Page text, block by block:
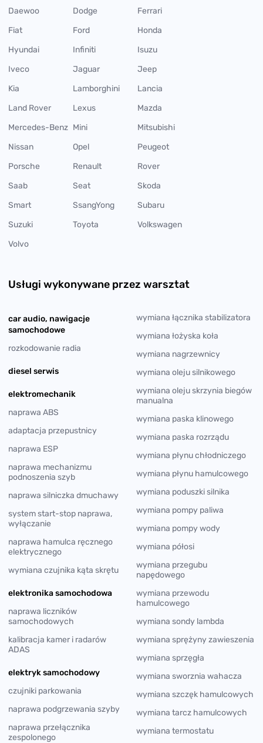
Daewoo
Dodge
Ferrari
Fiat
Ford
Honda
Hyundai
Infiniti
Isuzu
Iveco
Jaguar
Jeep
Kia
Lamborghini
Lancia
Land Rover
Lexus
Mazda
Mercedes-Benz Mini
Mitsubishi
Nissan
Opel
Peugeot
Porsche
Renault
Rover
Saab
Seat
Skoda
Smart
SsangYong
Subaru
Suzuki
Toyota
Volkswagen
Volvo
Usługi wykonywane przez warsztat
car audio, nawigacje
samochodowe
rozkodowanie radia
diesel serwis
elektromechanik
naprawa ABS
adaptacja przepustnicy
naprawa ESP
naprawa mechanizmu
podnoszenia szyb
naprawa silniczka dmuchawy
system start-stop naprawa,
wyłączanie
naprawa hamulca ręcznego
elektrycznego
wymiana czujnika kąta skrętu
elektronika samochodowa
naprawa liczników
samochodowych
kalibracja kamer i radarów
ADAS
elektryk samochodowy
czujniki parkowania
naprawa podgrzewania szyby
naprawa przełącznika
zespolonego
wymiana łącznika stabilizatora
wymiana łożyska koła
wymiana nagrzewnicy
wymiana oleju silnikowego
wymiana oleju skrzynia biegów
manualna
wymiana paska klinowego
wymiana paska rozrządu
wymiana płynu chłodniczego
wymiana płynu hamulcowego
wymiana poduszki silnika
wymiana pompy paliwa
wymiana pompy wody
wymiana półosi
wymiana przegubu
napędowego
wymiana przewodu
hamulcowego
wymiana sondy lambda
wymiana sprężyny zawieszenia
wymiana sprzęgła
wymiana sworznia wahacza
wymiana szczęk hamulcowych
wymiana tarcz hamulcowych
wymiana termostatu